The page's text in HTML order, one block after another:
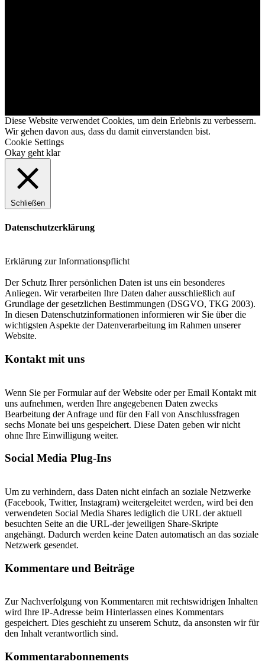
Diese Website verwendet Cookies, um dein Erlebnis zu verbessern.
Wir gehen davon aus, dass du damit einverstanden bist.
Cookie Settings
Okay geht klar
Schließen
Datenschutzerklärung
Erklärung zur Informationspflicht
Der Schutz Ihrer persönlichen Daten ist uns ein besonderes
Anliegen. Wir verarbeiten Ihre Daten daher ausschließlich auf
Grundlage der gesetzlichen Bestimmungen (DSGVO, TKG 2003).
In diesen Datenschutzinformationen informieren wir Sie über die
wichtigsten Aspekte der Datenverarbeitung im Rahmen unserer
Website.
Kontakt mit uns
Wenn Sie per Formular auf der Website oder per Email Kontakt mit
uns aufnehmen, werden Ihre angegebenen Daten zwecks
Bearbeitung der Anfrage und für den Fall von Anschlussfragen
sechs Monate bei uns gespeichert. Diese Daten geben wir nicht
ohne Ihre Einwilligung weiter.
Social Media Plug-Ins
Um zu verhindern, dass Daten nicht einfach an soziale Netzwerke
(Facebook, Twitter, Instagram) weitergeleitet werden, wird bei den
verwendeten Social Media Shares lediglich die URL der aktuell
besuchten Seite an die URL-der jeweiligen Share-Skripte
angehängt. Dadurch werden keine Daten automatisch an das soziale
Netzwerk gesendet.
Kommentare und Beiträge
Zur Nachverfolgung von Kommentaren mit rechtswidrigen Inhalten
wird Ihre IP-Adresse beim Hinterlassen eines Kommentars
gespeichert. Dies geschieht zu unserem Schutz, da ansonsten wir für
den Inhalt verantwortlich sind.
Kommentarabonnements